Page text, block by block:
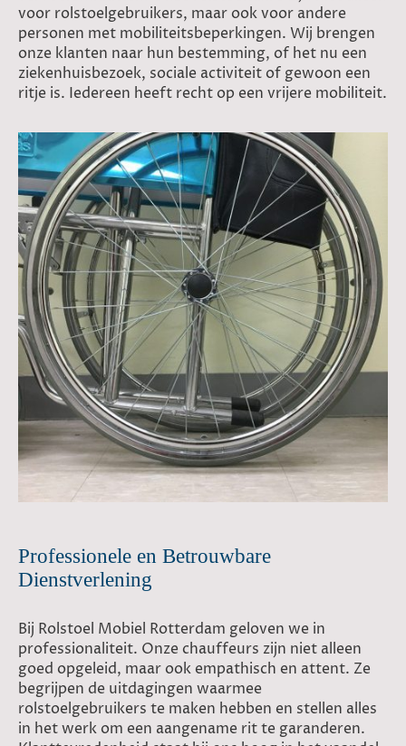
voor rolstoelgebruikers, maar ook voor andere
personen met mobiliteitsbeperkingen. Wij brengen
onze klanten naar hun bestemming, of het nu een
ziekenhuisbezoek, sociale activiteit of gewoon een
ritje is. Iedereen heeft recht op een vrijere mobiliteit.
Professionele en Betrouwbare
Dienstverlening
Bij Rolstoel Mobiel Rotterdam geloven we in
professionaliteit. Onze chauffeurs zijn niet alleen
goed opgeleid, maar ook empathisch en attent. Ze
begrijpen de uitdagingen waarmee
rolstoelgebruikers te maken hebben en stellen alles
in het werk om een aangename rit te garanderen.